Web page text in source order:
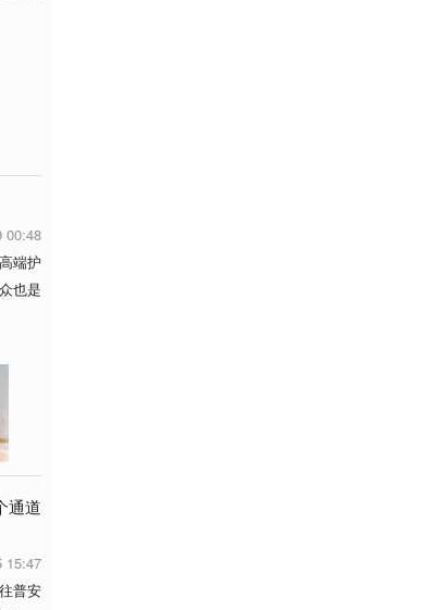
00:48
端护
也是
通道
15:47
普安